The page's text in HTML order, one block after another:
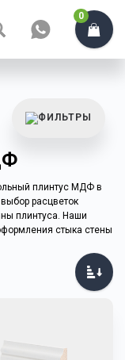
0
плинтус МДФ в
расцветок
плинтуса. Наши
стыка стены